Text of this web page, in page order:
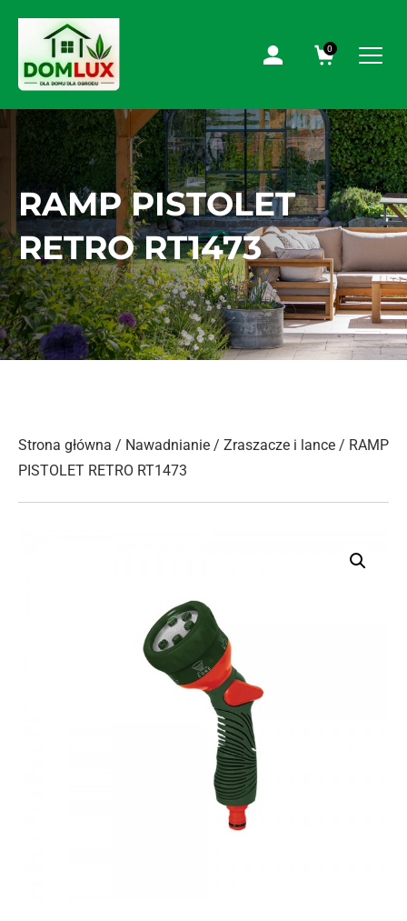
0
RAMP PISTOLET
RETRO RT1473
Strona główna / Nawadnianie / Zraszacze i lance / RAMP
PISTOLET RETRO RT1473